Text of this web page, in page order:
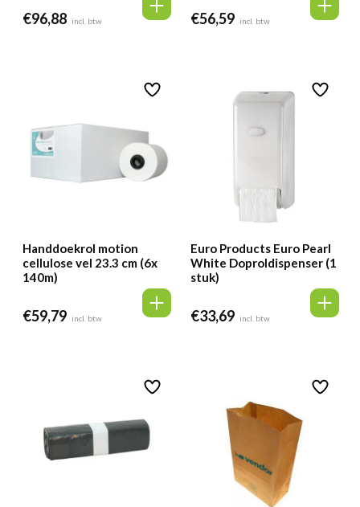
€96,88 incl. btw €56,59 incl. btw
Handdoekrol motion
cellulose vel 23.3 cm (6x
140m)
€59,79 incl. btw
Euro Products Euro Pearl
White Doproldispenser (1
stuk)
€33,69 incl. btw